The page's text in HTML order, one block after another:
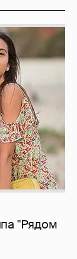
"Рядом